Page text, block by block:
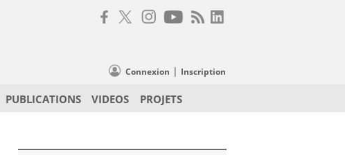
Connexion | Inscription
PUBLICATIONS VIDEOS PROJETS